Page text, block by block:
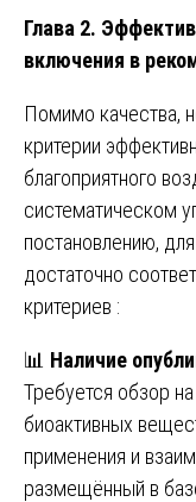
Глава 2.
включения в
Помимо качества,
критерии
благоприятного
систематическом
постановлению,
достаточно
критериев :
📊 Наличие
Требуется обзор
биоактивных
применения и
размещённый в